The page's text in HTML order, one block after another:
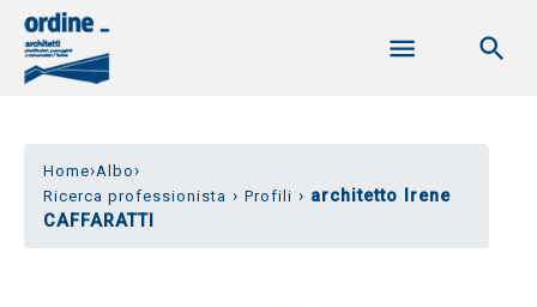
Home›Albo›
Ricerca professionista › Profili › architetto Irene
CAFFARATTI